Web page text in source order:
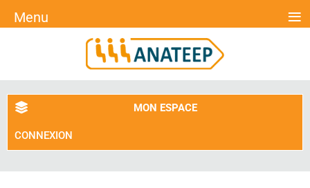
MON ESPACE
CONNEXION
Menu ≡